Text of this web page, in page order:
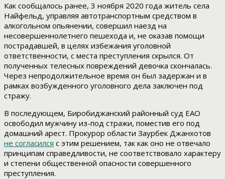
Как сообщалось ранее, 3 ноября 2020 года житель села
Найфельд, управляя автотранспортным средством в
алкогольном опьянении, совершил наезд на
несовершеннолетнего пешехода и, не оказав помощи
пострадавшей, в целях избежания уголовной
ответственности, с места преступления скрылся. От
полученных телесных повреждений девочка скончалась.
Через непродолжительное время он был задержан и в
рамках возбужденного уголовного дела заключен под
стражу.
В последующем, Биробиджанский районный суд ЕАО
освободил мужчину из-под стражи, поместив его под
домашний арест. Прокурор области Заурбек Джанхотов
не согласился с этим решением, так как оно не отвечало
принципам справедливости, не соответствовало характеру
и степени общественной опасности совершенного
преступления.